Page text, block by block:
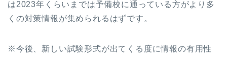
は2023年くらいまでは予備校に通っている方がより多
くの対策情報が集められるはずです。
※今後、新しい試験形式が出てくる度に情報の有用性